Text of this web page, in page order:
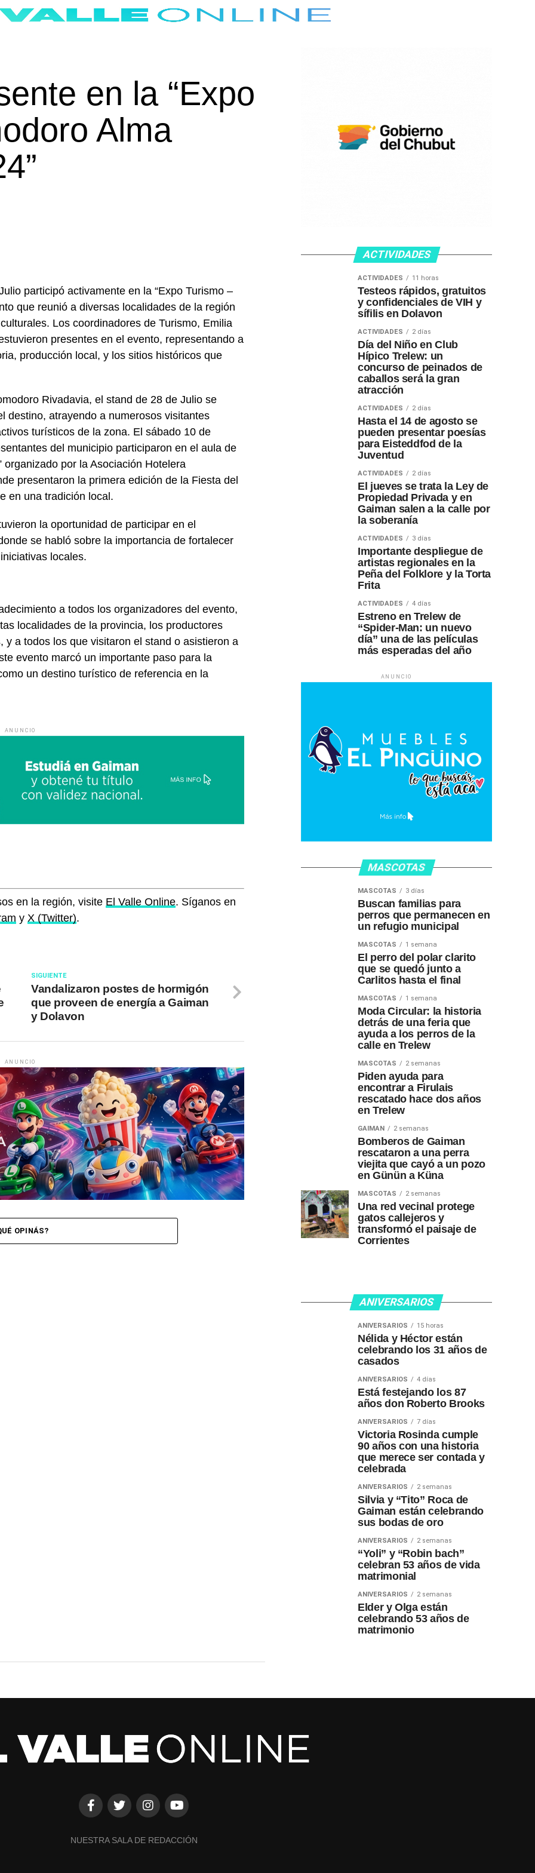
en la “Expo
Alma
participó activamente en la “Expo Turismo –
que reunió a diversas localidades de la región
Los coordinadores de Turismo, Emilia
presentes en el evento, representando a
producción local, y los sitios históricos que
Rivadavia, el stand de 28 de Julio se
destino, atrayendo a numerosos visitantes
turísticos de la zona. El sábado 10 de
del municipio participaron en el aula de
organizado por la Asociación Hotelera
presentaron la primera edición de la Fiesta del
en una tradición local.
la oportunidad de participar en el
se habló sobre la importancia de fortalecer
locales.
a todos los organizadores del evento,
localidades de la provincia, los productores
a todos los que visitaron el stand o asistieron a
evento marcó un importante paso para la
un destino turístico de referencia en la
ANUNCIO
en la región, visite El Valle Online. Síganos en
y X (Twitter).
SIGUIENTE
Vandalizaron postes de hormigón
que proveen de energía a Gaiman
y Dolavon
ANUNCIO
OPINÁS?
ACTIVIDADES
ACTIVIDADES 11 horas
Testeos rápidos, gratuitos
y confidenciales de VIH y
sífilis en Dolavon
ACTIVIDADES 2 días
Día del Niño en Club
Hípico Trelew: un
concurso de peinados de
caballos será la gran
atracción
ACTIVIDADES 2 días
Hasta el 14 de agosto se
pueden presentar poesías
para Eisteddfod de la
Juventud
ACTIVIDADES 2 días
El jueves se trata la Ley de
Propiedad Privada y en
Gaiman salen a la calle por
la soberanía
ACTIVIDADES 3 días
Importante despliegue de
artistas regionales en la
Peña del Folklore y la Torta
Frita
ACTIVIDADES 4 días
Estreno en Trelew de
“Spider-Man: un nuevo
día” una de las películas
más esperadas del año
ANUNCIO
MASCOTAS
MASCOTAS 3 días
Buscan familias para
perros que permanecen en
un refugio municipal
MASCOTAS 1 semana
El perro del polar clarito
que se quedó junto a
Carlitos hasta el final
MASCOTAS 1 semana
Moda Circular: la historia
detrás de una feria que
ayuda a los perros de la
calle en Trelew
MASCOTAS 2 semanas
Piden ayuda para
encontrar a Firulais
rescatado hace dos años
en Trelew
GAIMAN 2 semanas
Bomberos de Gaiman
rescataron a una perra
viejita que cayó a un pozo
en Günün a Küna
MASCOTAS 2 semanas
Una red vecinal protege
gatos callejeros y
transformó el paisaje de
Corrientes
ANIVERSARIOS
ANIVERSARIOS 15 horas
Nélida y Héctor están
celebrando los 31 años de
casados
ANIVERSARIOS 4 días
Está festejando los 87
años don Roberto Brooks
ANIVERSARIOS 7 días
Victoria Rosinda cumple
90 años con una historia
que merece ser contada y
celebrada
ANIVERSARIOS 2 semanas
Silvia y “Tito” Roca de
Gaiman están celebrando
sus bodas de oro
ANIVERSARIOS 2 semanas
“Yoli” y “Robin bach”
celebran 53 años de vida
matrimonial
ANIVERSARIOS 2 semanas
Elder y Olga están
celebrando 53 años de
matrimonio
NUESTRA SALA DE REDACCIÓN